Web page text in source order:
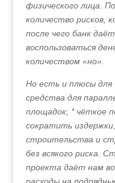
физического лица.
количество рисков,
после чего банк
воспользоваться
количеством «но».
Но есть и плюсы
средства для
площадок; * чёткое
сократить
строительства и
без всякого риска.
проекта даёт нам